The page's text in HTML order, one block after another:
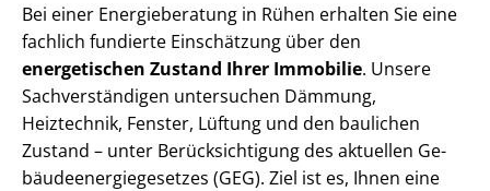
Bei einer Energieberatung in Rühen erhalten Sie eine
fachlich fundierte Einschätzung über den
energetischen Zustand Ihrer Immobilie. Unsere
Sach­ver­stän­di­gen untersuchen Dämmung,
Heiztechnik, Fenster, Lüftung und den baulichen
Zustand – unter Be­rück­sich­ti­gung des aktuellen Ge­
bäu­de­en­er­gie­ge­set­zes (GEG). Ziel ist es, Ihnen eine